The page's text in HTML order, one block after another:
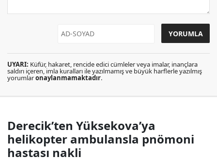
UYARI: Küfür, hakaret, rencide edici cümleler veya imalar, inançlara
saldırı içeren, imla kuralları ile yazılmamış ve büyük harflerle yazılmış
yorumlaronaylanmamaktadır.
Derecik’ten Yüksekova’ya
helikopter ambulansla pnömoni
hastası nakli